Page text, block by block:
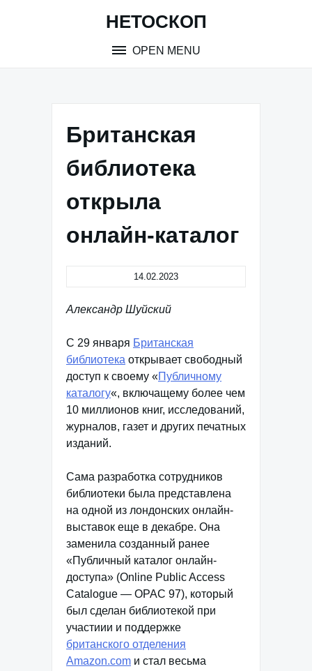
НЕТОСКОП
OPEN MENU
Британская
библиотека
открыла
онлайн-каталог
14.02.2023
Александр Шуйский
C 29 января Британская
библиотека открывает свободный
доступ к своему «Публичному
каталогу«, включащему более чем
10 миллионов книг, исследований,
журналов, газет и других печатных
изданий.
Сама разработка сотрудников
библиотеки была представлена
на одной из лондонских онлайн-
выставок еще в декабре. Она
заменила созданный ранее
«Публичный каталог онлайн-
доступа» (Online Public Access
Catalogue — OPAC 97), который
был сделан библиотекой при
участиии и поддержке
британского отделения
Amazon.com и стал весьма